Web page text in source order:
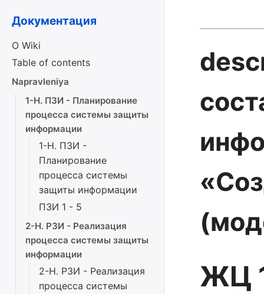
Документация
О Wiki
Table of contents
Napravleniya
1-Н. ПЗИ - Планирование
процесса системы защиты
информации
1-Н. ПЗИ -
Планирование
процесса системы
защиты информации
ПЗИ 1 - 5
2-Н. РЗИ - Реализация
процесса системы защиты
информации
2-Н. РЗИ - Реализация
процесса системы
ЖЦ